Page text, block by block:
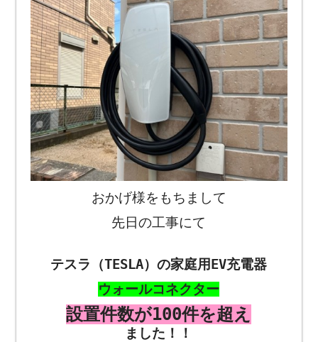
おかげ様をもちまして
先日の工事にて
テスラ（TESLA）の家庭用EV充電器
ウォールコネクター
設置件数が100件を超え
ました！！